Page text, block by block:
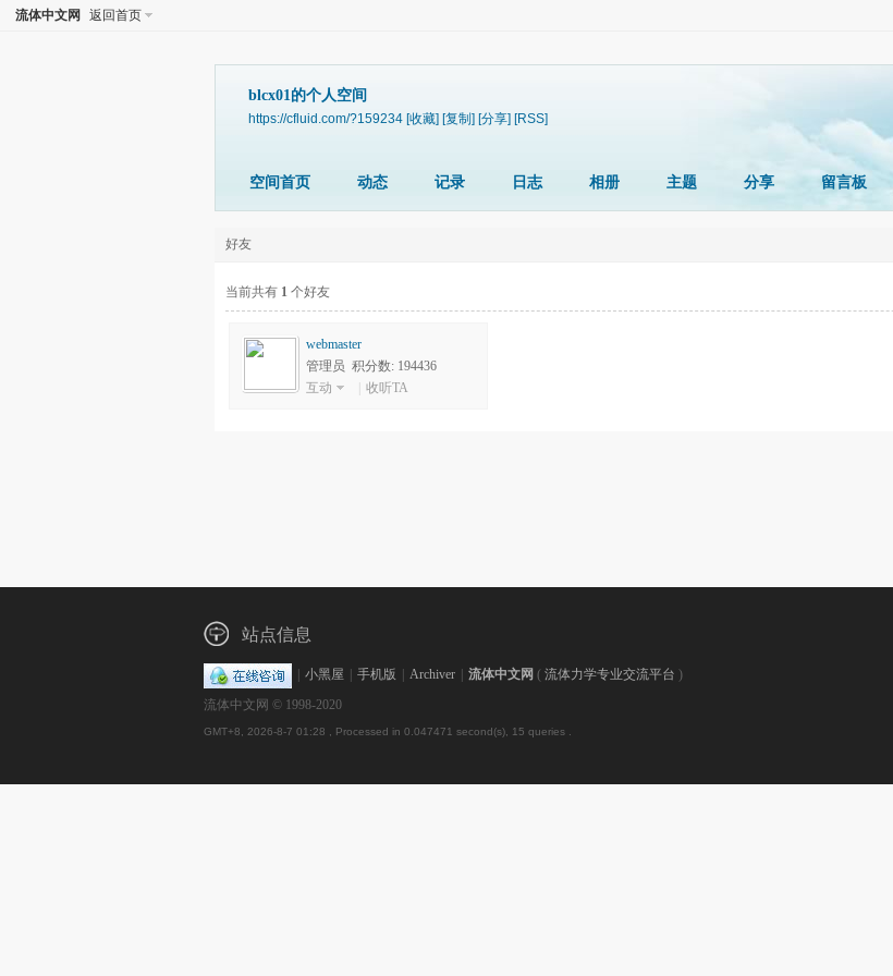
流体中文网 返回首页
blcx01的个人空间
https://cfluid.com/?159234 [收藏] [复制] [分享] [RSS]
空间首页 动态 记录 日志 相册 主题 分享 留言板
好友
当前共有 1 个好友
webmaster
管理员 积分数: 194436
互动
收听TA
站点信息
小黑屋 手机版 Archiver 流体中文网 ( 流体力学专业交流平台 )
流体中文网 © 1998-2020
GMT+8, 2026-8-7 01:28 , Processed in 0.047471 second(s), 15 queries .